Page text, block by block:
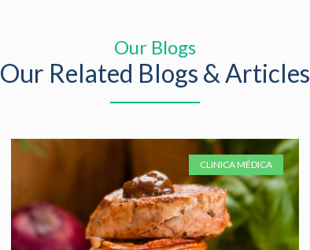
Our Blogs
Our Related Blogs & Articles
CLINICA MÉDICA